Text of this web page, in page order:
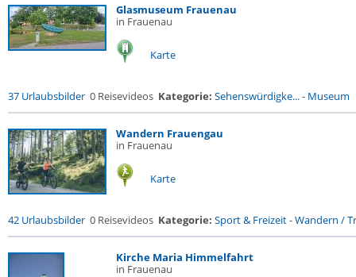
Glasmuseum Frauenau
in Frauenau
Karte
37 Urlaubsbilder 0 Reisevideos Kategorie: Sehenswürdigke...- Museum
Wandern Frauengau
in Frauenau
Karte
42 Urlaubsbilder 0 Reisevideos Kategorie: Sport & Freizeit-Wandern /
Kirche Maria Himmelfahrt
in Frauenau